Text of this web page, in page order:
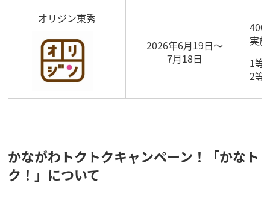
オリジン東秀
2026年6月19日～
7月18日
400
実
1等
2等
かながわトクトクキャンペーン！「かなト
ク！」について